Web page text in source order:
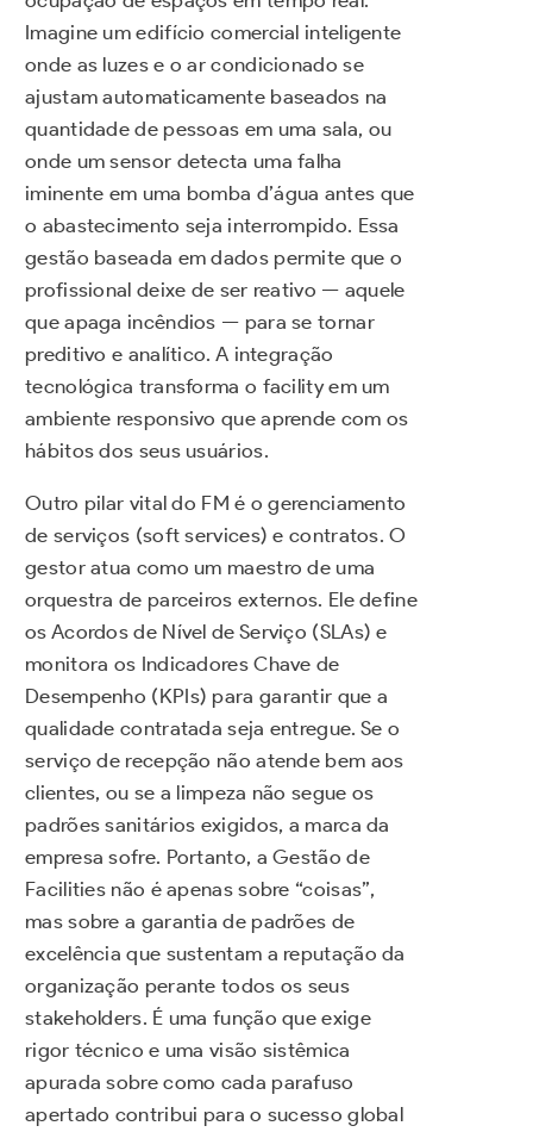
Imagine um edifício comercial inteligente
onde as luzes e o ar condicionado se
ajustam automaticamente baseados na
quantidade de pessoas em uma sala, ou
onde um sensor detecta uma falha
iminente em uma bomba d’água antes que
o abastecimento seja interrompido. Essa
gestão baseada em dados permite que o
profissional deixe de ser reativo — aquele
que apaga incêndios — para se tornar
preditivo e analítico. A integração
tecnológica transforma o facility em um
ambiente responsivo que aprende com os
hábitos dos seus usuários.
Outro pilar vital do FM é o gerenciamento
de serviços (soft services) e contratos. O
gestor atua como um maestro de uma
orquestra de parceiros externos. Ele define
os Acordos de Nível de Serviço (SLAs) e
monitora os Indicadores Chave de
Desempenho (KPIs) para garantir que a
qualidade contratada seja entregue. Se o
serviço de recepção não atende bem aos
clientes, ou se a limpeza não segue os
padrões sanitários exigidos, a marca da
empresa sofre. Portanto, a Gestão de
Facilities não é apenas sobre “coisas”,
mas sobre a garantia de padrões de
excelência que sustentam a reputação da
organização perante todos os seus
stakeholders. É uma função que exige
rigor técnico e uma visão sistêmica
apurada sobre como cada parafuso
apertado contribui para o sucesso global